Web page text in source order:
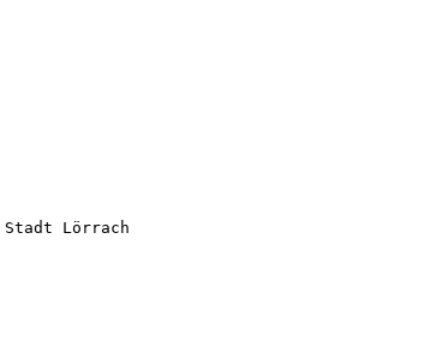
Stadt Lörrach